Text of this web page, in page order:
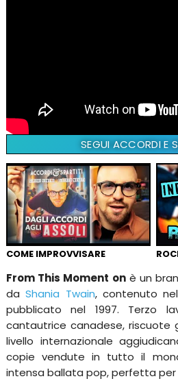
SEGUI ACCORDI E
COME IMPROVVISARE
From This Moment onè un
daShania Twain, contenuto
pubblicato nel 1997. Terzo
cantautrice canadese, riscuote
livello internazionale
copie vendute in tutto il
intensa ballata pop, perfetta per